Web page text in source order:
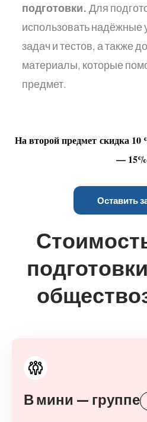
подготовки. Для
использовать надёжные
задач и тестов, а также
материалы, которые
предмет.
На второй предмет скидка 10
—
Оставить
В мини — группе